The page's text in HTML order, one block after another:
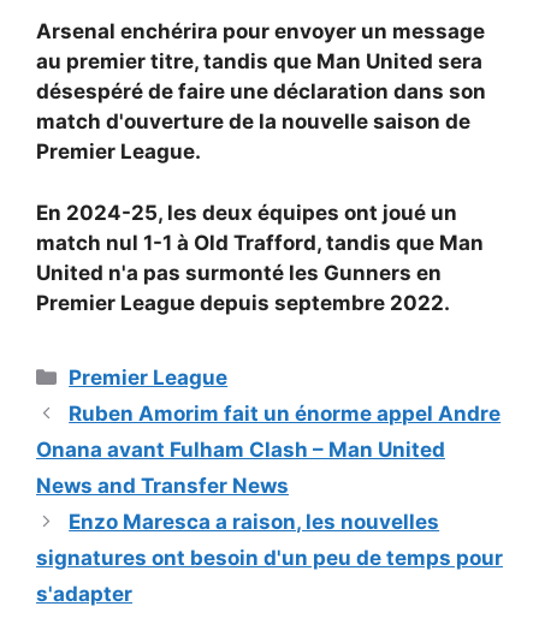
Arsenal enchérira pour envoyer un message
au premier titre, tandis que Man United sera
désespéré de faire une déclaration dans son
match d'ouverture de la nouvelle saison de
Premier League.
En 2024-25, les deux équipes ont joué un
match nul 1-1 à Old Trafford, tandis que Man
United n'a pas surmonté les Gunners en
Premier League depuis septembre 2022.
Catégories
Premier League
Ruben Amorim fait un énorme appel Andre
Onana avant Fulham Clash – Man United
News and Transfer News
Enzo Maresca a raison, les nouvelles
signatures ont besoin d'un peu de temps pour
s'adapter